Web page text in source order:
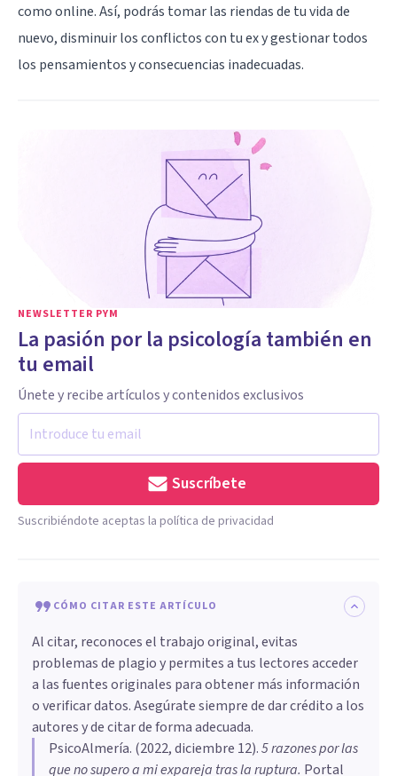
como online. Así, podrás tomar las riendas de tu vida de
nuevo, disminuir los conflictos con tu ex y gestionar todos
los pensamientos y consecuencias inadecuadas.
NEWSLETTER PYM
La pasión por la psicología también en
tu email
Únete y recibe artículos y contenidos exclusivos
Suscríbete
Suscribiéndote aceptas la política de privacidad
CÓMO CITAR ESTE ARTÍCULO
Al citar, reconoces el trabajo original, evitas
problemas de plagio y permites a tus lectores acceder
a las fuentes originales para obtener más información
o verificar datos. Asegúrate siempre de dar crédito a los
autores y de citar de forma adecuada.
PsicoAlmería. (2022, diciembre 12).5 razones por las
que no supero a mi expareja tras la ruptura. Portal